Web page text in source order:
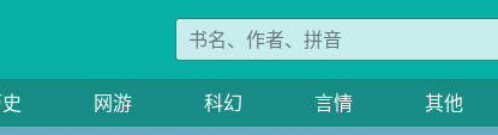
网游 科幻 言情 其他